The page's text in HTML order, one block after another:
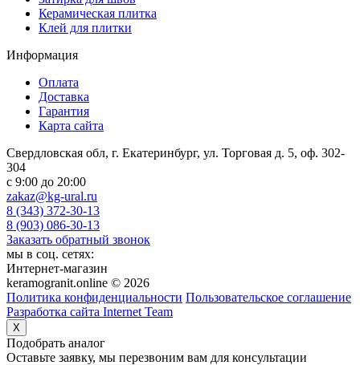
Керамическая плитка
Клей для плитки
Информация
Оплата
Доставка
Гарантия
Карта сайта
Свердловская обл, г. Екатеринбург, ул. Торговая д. 5, оф. 302-
304
c 9:00 до 20:00
zakaz@kg-ural.ru
8 (343) 372-30-13
8 (903) 086-30-13
Заказать обратный звонок
мы в соц. сетях:
Интернет-магазин
keramogranit.online © 2026
Политика конфиденциальности Пользовательское соглашение
Разработка сайта Internet Team
X
Подобрать аналог
Оставьте заявку, мы перезвоним вам для консультации